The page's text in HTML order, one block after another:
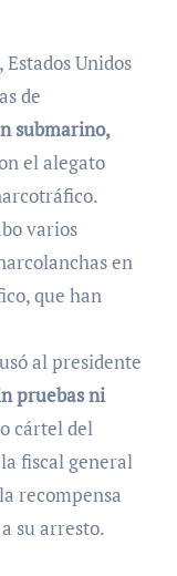
Estados Unidos
de
submarino,
el alegato
varios
en
que han
al presidente
pruebas ni
cártel del
fiscal general
recompensa
su arresto.